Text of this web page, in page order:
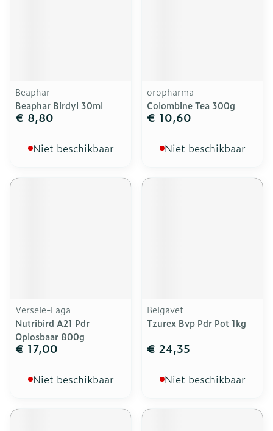
Beaphar
Beaphar Birdyl 30ml
€ 8,80
Niet beschikbaar
oropharma
Colombine Tea 300g
€ 10,60
Niet beschikbaar
Versele-Laga
Nutribird A21 Pdr
Oplosbaar 800g
€ 17,00
Niet beschikbaar
Belgavet
Tzurex Bvp Pdr Pot 1kg
€ 24,35
Niet beschikbaar